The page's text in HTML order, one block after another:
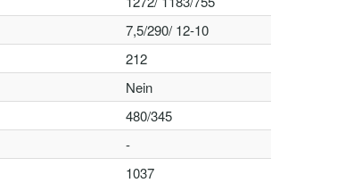
7,5/290/ 12-10
212
Nein
480/345
-
1037